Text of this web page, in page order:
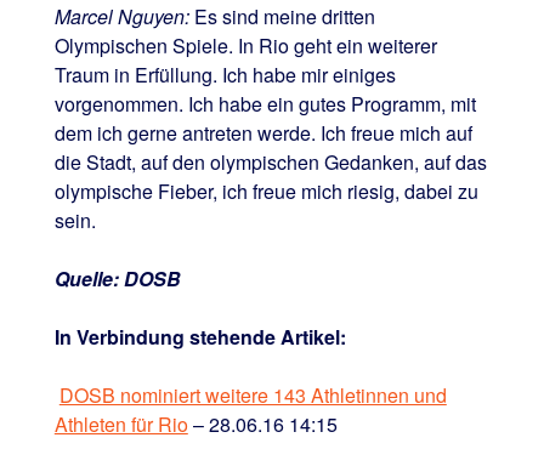
Marcel Nguyen:Es sind meine dritten
Olympischen Spiele. In Rio geht ein weiterer
Traum in Erfüllung. Ich habe mir einiges
vorgenommen. Ich habe ein gutes Programm, mit
dem ich gerne antreten werde. Ich freue mich auf
die Stadt, auf den olympischen Gedanken, auf das
olympische Fieber, ich freue mich riesig, dabei zu
sein.
Quelle: DOSB
In Verbindung stehende Artikel:
DOSB nominiert weitere 143 Athletinnen und
Athleten für Rio– 28.06.16 14:15